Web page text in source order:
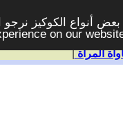
أنواع الكوكيز
on our
| المرأة